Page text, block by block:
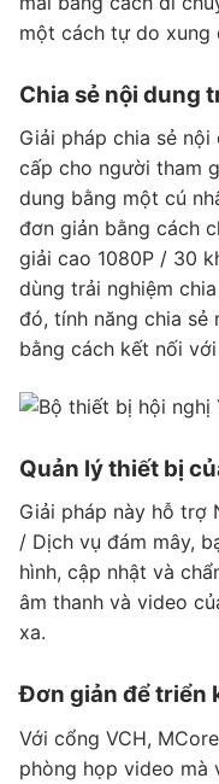
một cách tự do xung
Chia sẻ nội dung
Giải pháp chia sẻ
cấp cho người tham
dung bằng một cú
đơn giản bằng cách
giải cao 1080P / 30
dùng trải nghiệm
đó, tính năng chia sẻ
bằng cách kết nối
Quản lý thiết bị
Giải pháp này hỗ trợ
/ Dịch vụ đám mây,
hình, cập nhật và
âm thanh và video
xa.
Đơn giản để triển
Với cổng VCH,
phòng họp video mà